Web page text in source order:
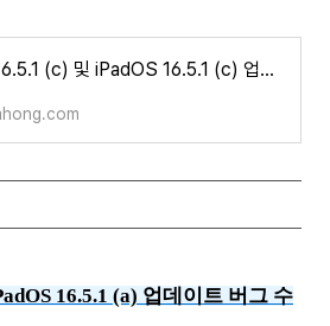
iOS 16.5.1 (c) 및 iPadOS 16.5.1 (c) 업데이트 iOS 16.5.1 (a) 및 iPadOS 16.5.1 (a) 에서 나타난 버그 수정 업데이
16.5.1 (a) 업데이트 버그 수